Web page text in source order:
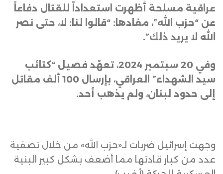
عراقية مسلحة أظهرت استعداداً للقتال دفاعاً
عن “حزب الله”، مفادها: “قالوا لنا: لا، حتى نصر
الله لا يريد ذلك”.
وفي 20 سبتمبر 2024، تعهّد فصيل “كتائب
سيد الشهداء” العراقي، بإرسال 100 ألف مقاتل
إلى حدود لبنان، ولم يذهب أحد.
وجهت إسرائيل ضربات لـ«حزب الله» من خلال تصفية
عدد من كبار قادتها مما أضعف بشكل كبير البنية